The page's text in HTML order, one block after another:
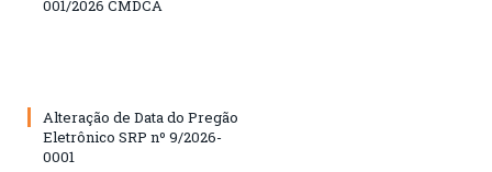
001/2026 CMDCA
Alteração de Data do Pregão
Eletrônico SRP nº 9/2026-
0001